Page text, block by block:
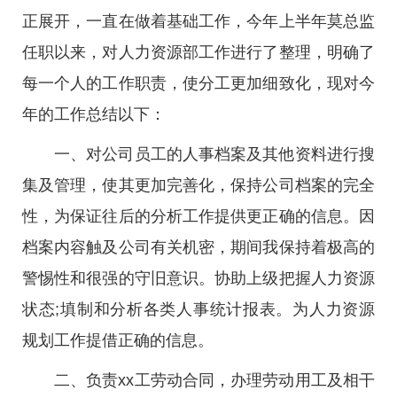
正展开，一直在做着基础工作，今年上半年莫总监
任职以来，对人力资源部工作进行了整理，明确了
每一个人的工作职责，使分工更加细致化，现对今
年的工作总结以下：
一、对公司员工的人事档案及其他资料进行搜
集及管理，使其更加完善化，保持公司档案的完全
性，为保证往后的分析工作提供更正确的信息。因
档案内容触及公司有关机密，期间我保持着极高的
警惕性和很强的守旧意识。协助上级把握人力资源
状态;填制和分析各类人事统计报表。为人力资源
规划工作提借正确的信息。
二、负责xx工劳动合同，办理劳动用工及相干